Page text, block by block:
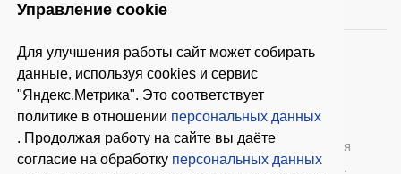
Управление cookie
Для улучшения работы сайт может собирать
данные, используя cookies и сервис
"Яндекс.Метрика". Это соответствует
политике в отношении персональных данных
. Продолжая работу на сайте вы даёте
согласие на обработку персональных данных
© 2026 ООО «Автомастер» — оборудование для
автосервиса, шиномонтажное оборудование.